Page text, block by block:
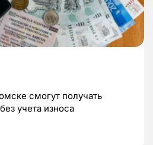
смогут получать
учета износа